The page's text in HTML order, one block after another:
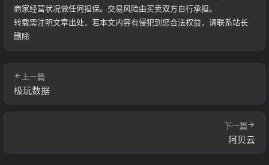
商家经营状况做任何担保。交易风险由买卖双方自行承担。
转载需注明文章出处，若本文内容有侵犯到您合法权益，请联系站长
删除
上一篇
极玩数据
下一篇
阿贝云
记住登录 忘记密码?